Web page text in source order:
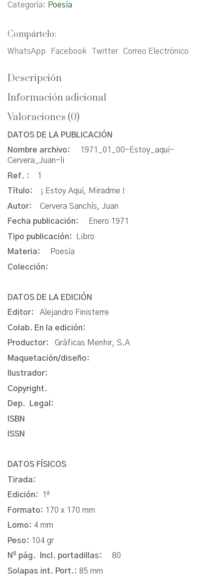
Categoría: Poesía
Compártelo:
WhatsApp Facebook Twitter Correo Electrónico
Descripción
Información adicional
Valoraciones (0)
DATOS DE LA PUBLICACIÓN
Nombre archivo:
1971_01_00-Estoy_aquí-
Cervera_Juan-li
Ref. :
1
Título: ¡ Estoy Aquí, Miradme !
Autor: Cervera Sanchís, Juan
Fecha publicación:
Enero 1971
Tipo publicación:
Libro
Materia:
Poesía
Colección:
DATOS DE LA EDICIÓN
Editor: Alejandro Finisterre
Colab. En la edición:
Productor: Gráficas Menhir, S.A
Maquetación/diseño:
Ilustrador:
Copyright.
Dep. Legal:
ISBN
ISSN
DATOS FÍSICOS
Tirada:
Edición:
1ª
Formato: 170 x 170 mm
Lomo: 4 mm
Peso: 104 gr
Nº pág. Incl. portadillas: 80
Solapas int. Port.: 85 mm